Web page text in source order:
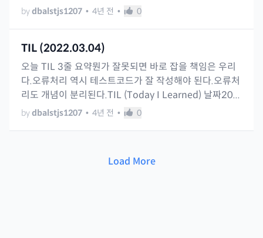
bydbalstjs1207 • 4년 전 • 0
TIL (2022.03.04)
오늘 TIL 3줄 요약뭔가 잘못되면 바로 잡을 책임은 우리
다.오류처리 역시 테스트코드가 잘 작성해야 된다.오류처
리도 개념이 분리된다.TIL (Today I Learned) 날짜20...
bydbalstjs1207 • 4년 전 • 0
Load More